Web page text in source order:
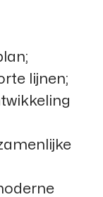
lijnen;